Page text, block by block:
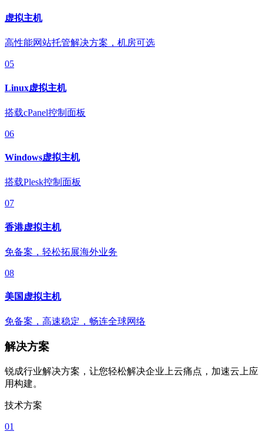
虚拟主机
高性能网站托管解决方案，机房可选
05
Linux虚拟主机
搭载cPanel控制面板
06
Windows虚拟主机
搭载Plesk控制面板
07
香港虚拟主机
免备案，轻松拓展海外业务
08
美国虚拟主机
免备案，高速稳定，畅连全球网络
解决方案
锐成行业解决方案，让您轻松解决企业上云痛点，加速云上应
用构建。
技术方案
01